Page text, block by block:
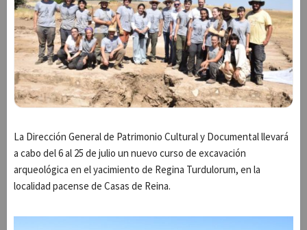
La Dirección General de Patrimonio Cultural y Documental llevará
a cabo del 6 al 25 de julio un nuevo curso de excavación
arqueológica en el yacimiento de Regina Turdulorum, en la
localidad pacense de Casas de Reina.